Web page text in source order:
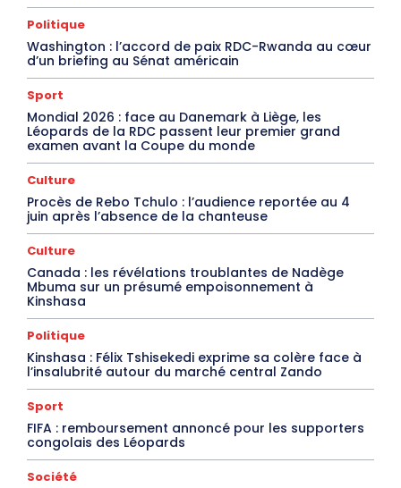
Politique
Washington : l’accord de paix RDC-Rwanda au cœur
d’un briefing au Sénat américain
Sport
Mondial 2026 : face au Danemark à Liège, les
Léopards de la RDC passent leur premier grand
examen avant la Coupe du monde
Culture
Procès de Rebo Tchulo : l’audience reportée au 4
juin après l’absence de la chanteuse
Culture
Canada : les révélations troublantes de Nadège
Mbuma sur un présumé empoisonnement à
Kinshasa
Politique
Kinshasa : Félix Tshisekedi exprime sa colère face à
l’insalubrité autour du marché central Zando
Sport
FIFA : remboursement annoncé pour les supporters
congolais des Léopards
Société